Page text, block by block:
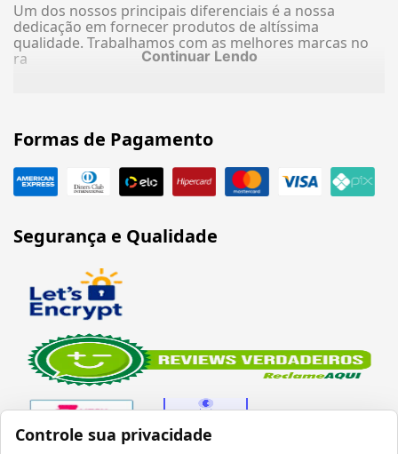
Controle sua privacidade
Um dos nossos principais diferenciais é a nossa
dedicação em fornecer produtos de altíssima
qualidade. Trabalhamos com as melhores marcas no
ra
Continuar Lendo
Formas de Pagamento
Segurança e Qualidade